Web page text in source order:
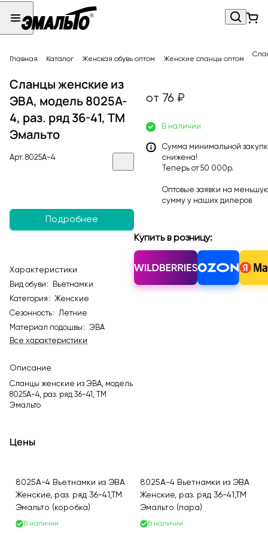
Главная Каталог Женская обувь оптом Женские сланцы оптом
Сланцы женские из
ЭВА, модель 8025A-
4, раз. ряд 36-41, ТМ
Эмальто
Арт. 8025A-4
Подробнее
Характеристики
Вид обуви :
Вьетнамки
Категория :
Женские
Сезонность:
Летние
Материал подошвы :
ЭВА
Все характеристики
Описание
Сланцы женские из ЭВА, модель
8025A-4, раз. ряд 36-41, ТМ
Эмальто
от 76 ₽
В наличии
Сумма минимальной
снижена!
Теперь от 50 000р.
Оптовые заявки на
сумму у наших дилеров
Купить в розницу:
Цены
8025A-4 Вьетнамки из ЭВА
Женские, раз. ряд 36-41,ТМ
Эмальто (коробка)
В наличии
8025A-4 Вьетнамки из ЭВА
Женские, раз. ряд 36-41,ТМ
Эмальто (пара)
В наличии